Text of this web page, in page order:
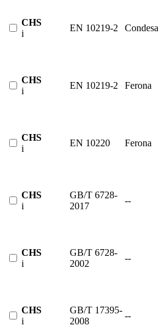
CHS
i
EN 10219-2 Condesa
CHS
i
EN 10219-2 Ferona
CHS
i
EN 10220 Ferona
CHS
i
GB/T 6728-
2017
--
CHS
i
GB/T 6728-
2002
--
CHS
i
GB/T 17395-
2008
--